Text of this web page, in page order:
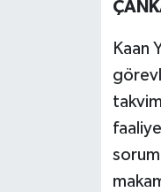
Kaan